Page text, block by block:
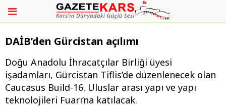
DAİB’den Gürcistan açılımı
Doğu Anadolu İhracatçılar Birliği üyesi
işadamları, Gürcistan Tiflis’de düzenlenecek olan
Caucasus Build-16. Uluslar arası yapı ve yapı
teknolojileri Fuarı’na katılacak.